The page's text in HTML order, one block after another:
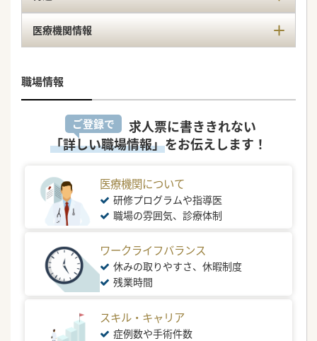
医療機関情報
職場情報
ご登録で
求人票に書ききれない
「詳しい職場情報」をお伝えします！
医療機関について
研修プログラムや指導医
職場の雰囲気、診療体制
ワークライフバランス
休みの取りやすさ、休暇制度
残業時間
スキル・キャリア
症例数や手術件数